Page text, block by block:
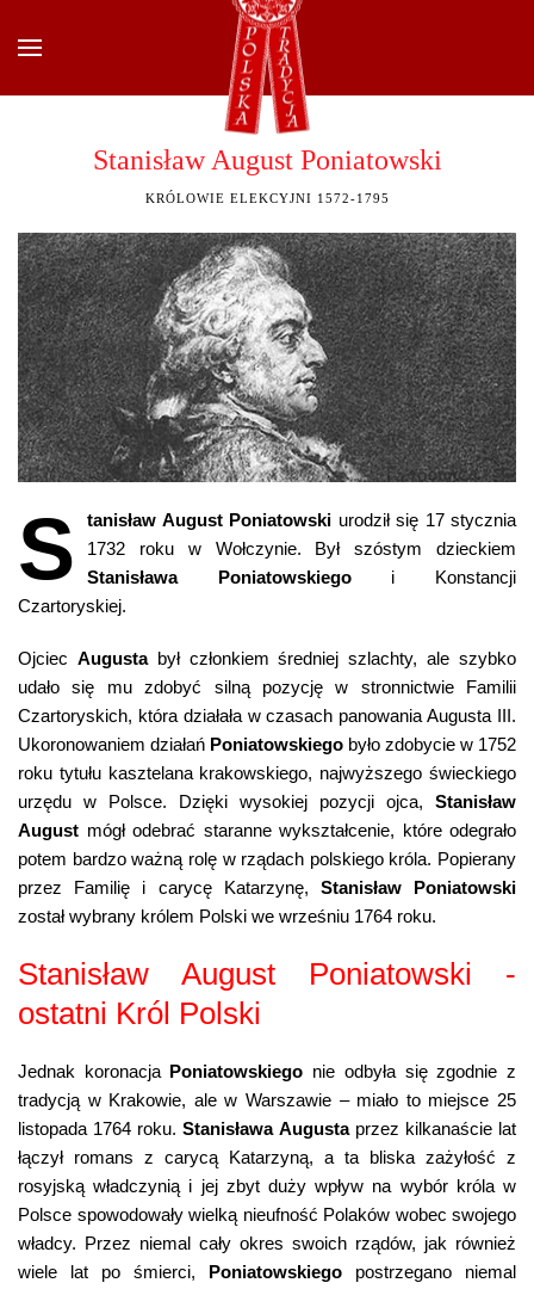
Przejdź do głównej treści
Stanisław August Poniatowski
KRÓLOWIE ELEKCYJNI 1572-1795
S tanisław August Poniatowski urodził się 17 stycznia
1732 roku w Wołczynie. Był szóstym dzieckiem
Stanisława Poniatowskiegoi Konstancji
Czartoryskiej.
Ojciec Augustabył członkiem średniej szlachty, ale szybko
udało się mu zdobyć silną pozycję w stronnictwie Familii
Czartoryskich, która działała w czasach panowania Augusta III.
Ukoronowaniem działań Poniatowskiego było zdobycie w 1752
roku tytułu kasztelana krakowskiego, najwyższego świeckiego
urzędu w Polsce. Dzięki wysokiej pozycji ojca, Stanisław
August mógł odebrać staranne wykształcenie, które odegrało
potem bardzo ważną rolę w rządach polskiego króla. Popierany
przez Familię i carycę Katarzynę, Stanisław Poniatowski
został wybrany królem Polski we wrześniu 1764 roku.
Stanisław August Poniatowski -
ostatni Król Polski
Jednak koronacja Poniatowskiego nie odbyła się zgodnie z
tradycją w Krakowie, ale w Warszawie – miało to miejsce 25
listopada 1764 roku.Stanisława Augustaprzez kilkanaście lat
łączył romans z carycą Katarzyną, a ta bliska zażyłość z
rosyjską władczynią i jej zbyt duży wpływ na wybór króla w
Polsce spowodowały wielką nieufność Polaków wobec swojego
władcy. Przez niemal cały okres swoich rządów, jak również
wiele lat po śmierci, Poniatowskiego postrzegano niemal